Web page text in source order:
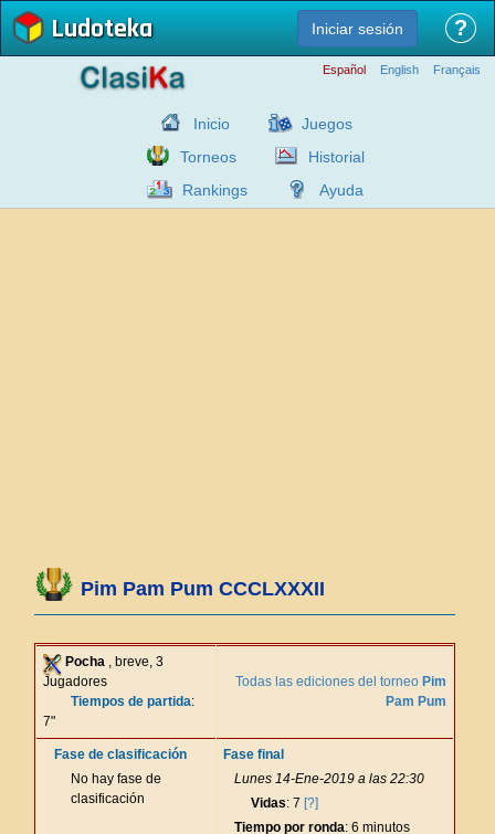
Ludoteka Iniciar sesión ?
Español English Français
Inicio
Juegos
Torneos
Historial
Rankings
Ayuda
Pim Pam Pum CCCLXXXII
Pocha , breve, 3
Jugadores
Tiempos de partida:
7"
Todas las ediciones del torneo Pim
Pam Pum
Fase de clasificación
No hay fase de
clasificación
Fase final
Lunes 14-Ene-2019 a las 22:30
Vidas: 7 [?]
Tiempo por ronda: 6 minutos